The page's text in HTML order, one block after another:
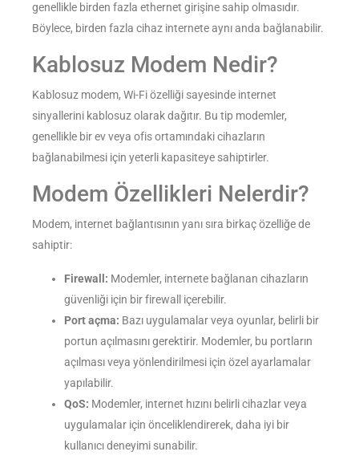
genellikle birden fazla ethernet girişine sahip olmasıdır.
Böylece, birden fazla cihaz internete aynı anda bağlanabilir.
Kablosuz Modem Nedir?
Kablosuz modem, Wi-Fi özelliği sayesinde internet
sinyallerini kablosuz olarak dağıtır. Bu tip modemler,
genellikle bir ev veya ofis ortamındaki cihazların
bağlanabilmesi için yeterli kapasiteye sahiptirler.
Modem Özellikleri Nelerdir?
Modem, internet bağlantısının yanı sıra birkaç özelliğe de
sahiptir:
Firewall: Modemler, internete bağlanan cihazların
güvenliği için bir firewall içerebilir.
Port açma: Bazı uygulamalar veya oyunlar, belirli bir
portun açılmasını gerektirir. Modemler, bu portların
açılması veya yönlendirilmesi için özel ayarlamalar
yapılabilir.
QoS: Modemler, internet hızını belirli cihazlar veya
uygulamalar için önceliklendirerek, daha iyi bir
kullanıcı deneyimi sunabilir.